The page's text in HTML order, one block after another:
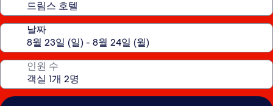
날짜
인원 수